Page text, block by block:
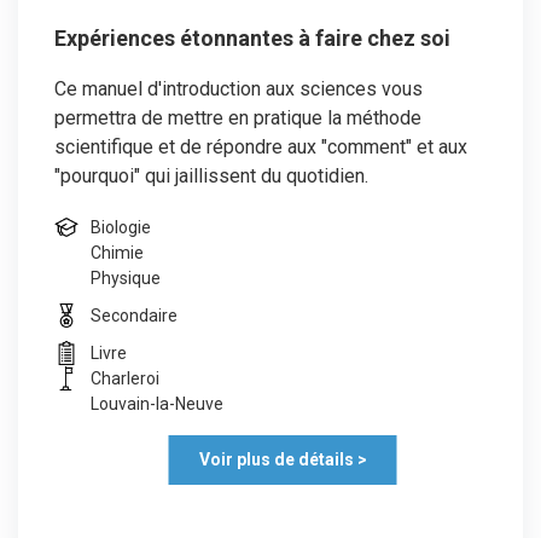
Expériences étonnantes à faire chez soi
Ce manuel d'introduction aux sciences vous
permettra de mettre en pratique la méthode
scientifique et de répondre aux "comment" et aux
"pourquoi" qui jaillissent du quotidien.
Biologie
Chimie
Physique
Secondaire
Livre
Charleroi
Louvain-la-Neuve
Voir plus de détails >